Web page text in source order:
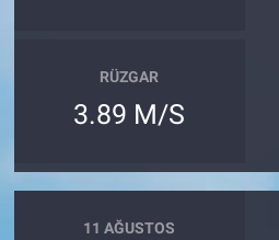
RÜZGAR
3.89 M/S
11 AĞUSTOS